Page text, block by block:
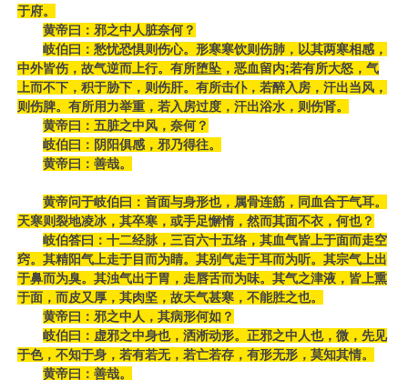
于府。
黄帝曰：邪之中人脏奈何？
岐伯曰：愁忧恐惧则伤心。形寒寒饮则伤肺，以其两寒相感，
中外皆伤，故气逆而上行。有所堕坠，恶血留内;若有所大怒，气
上而不下，积于胁下，则伤肝。有所击仆，若醉入房，汗出当风，
则伤脾。有所用力举重，若入房过度，汗出浴水，则伤肾。
黄帝曰：五脏之中风，奈何？
岐伯曰：阴阳俱感，邪乃得往。
黄帝曰：善哉。
黄帝问于岐伯曰：首面与身形也，属骨连筋，同血合于气耳。
天寒则裂地凌冰，其卒寒，或手足懈惰，然而其面不衣，何也？
岐伯答曰：十二经脉，三百六十五络，其血气皆上于面而走空
窍。其精阳气上走于目而为睛。其别气走于耳而为听。其宗气上出
于鼻而为臭。其浊气出于胃，走唇舌而为味。其气之津液，皆上熏
于面，而皮又厚，其肉坚，故天气甚寒，不能胜之也。
黄帝曰：邪之中人，其病形何如？
岐伯曰：虚邪之中身也，洒淅动形。正邪之中人也，微，先见
于色，不知于身，若有若无，若亡若存，有形无形，莫知其情。
黄帝曰：善哉。